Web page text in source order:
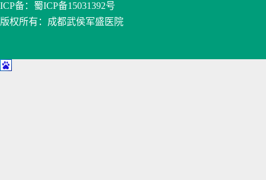
ICP备： 蜀ICP备15031392号
版权所有：成都武侯军盛医院